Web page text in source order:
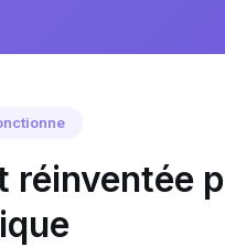
réinventée